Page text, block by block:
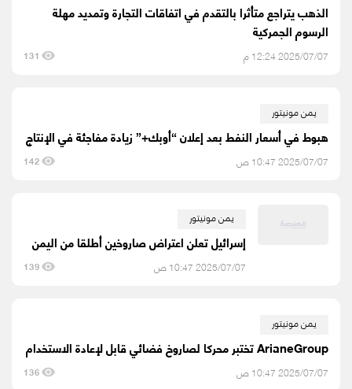
الذهب يتراجع متأثرا بالتقدم في اتفاقات التجارة وتمديد مهلة
الرسوم الجمركية
2025/07/07 12:24 م 131
يمن مونيتور
هبوط في أسعار النفط بعد إعلان “أوبك+” زيادة مفاجئة في الإنتاج
2025/07/07 10:47 ص 142
يمن مونيتور
إسرائيل تعلن اعتراض صاروخين أطلقا من اليمن
2025/07/07 10:47 ص 139
يمن مونيتور
ArianeGroup تختبر محركا لصاروخ فضائي قابل لإعادة الاستخدام
2025/07/07 10:47 ص 136